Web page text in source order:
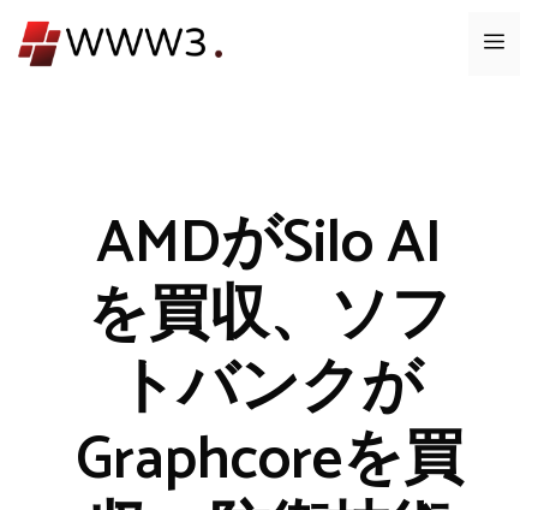
ン
メ
AMDがSilo AI
を買収、ソフ
トバンクが
Graphcoreを買